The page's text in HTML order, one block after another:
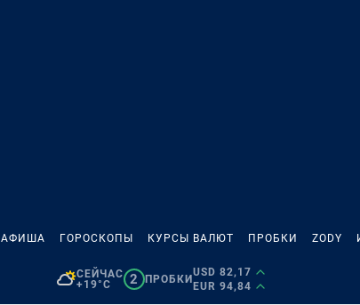
АФИША ГОРОСКОПЫ КУРСЫ ВАЛЮТ ПРОБКИ ZODY
СЕЙЧАС
+19°C
2 ПРОБКИ
USD 82,17
EUR 94,84